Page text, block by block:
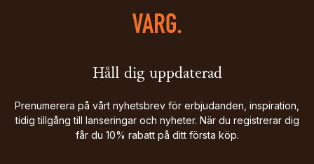
Håll dig uppdaterad
Prenumerera på vårt nyhetsbrev för erbjudanden, inspiration,
tidig tillgång till lanseringar och nyheter. När du registrerar dig
får du 10% rabatt på ditt första köp.